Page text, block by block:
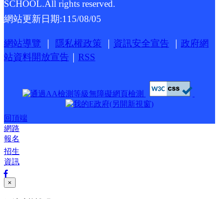
SCHOOL.All rights reserved.
網站更新日期:115/08/05
網站導覽 隱私權政策 資訊安全宣告
政府網
站資料開放宣告
RSS
回頂端
網路
報名
招生
資訊
×